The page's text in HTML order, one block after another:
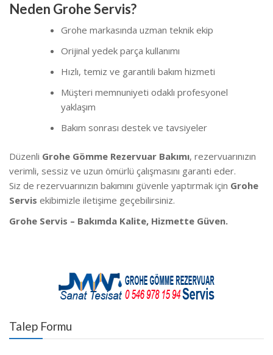
Neden Grohe Servis?
Grohe markasında uzman teknik ekip
Orijinal yedek parça kullanımı
Hızlı, temiz ve garantili bakım hizmeti
Müşteri memnuniyeti odaklı profesyonel
yaklaşım
Bakım sonrası destek ve tavsiyeler
Düzenli Grohe Gömme Rezervuar Bakımı, rezervuarınızın
verimli, sessiz ve uzun ömürlü çalışmasını garanti eder.
Siz de rezervuarınızın bakımını güvenle yaptırmak için Grohe
Servis ekibimizle iletişime geçebilirsiniz.
Grohe Servis – Bakımda Kalite, Hizmette Güven.
Talep Formu